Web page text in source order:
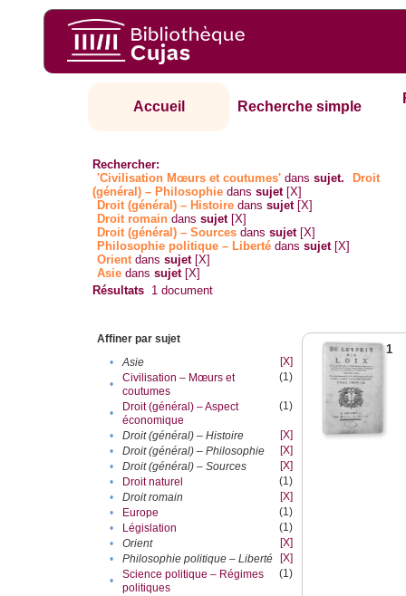
Accueil Recherche simple
Rechercher:
'Civilisation Mœurs et coutumes' danssujet.
Droit
(général) – Philosophie danssujet [X]
Droit (général) – Histoire danssujet [X]
Droit romain danssujet [X]
Droit (général) – Sources danssujet [X]
Philosophie politique – Liberté danssujet [X]
Orientdanssujet [X]
Asie danssujet [X]
Résultats 1 document
Affiner par sujet
•
Asie
[X]
•
Civilisation – Mœurs et
coutumes
(1)
•
Droit (général) – Aspect
économique
(1)
• Droit (général) – Histoire
[X]
•
Droit (général) – Philosophie
[X]
•
Droit (général) – Sources
[X]
•
Droit naturel
(1)
•
Droit romain
[X]
•
Europe
(1)
•
Législation
(1)
•
Orient
[X]
•
Philosophie politique – Liberté
[X]
•
Science politique – Régimes
politiques
(1)
1